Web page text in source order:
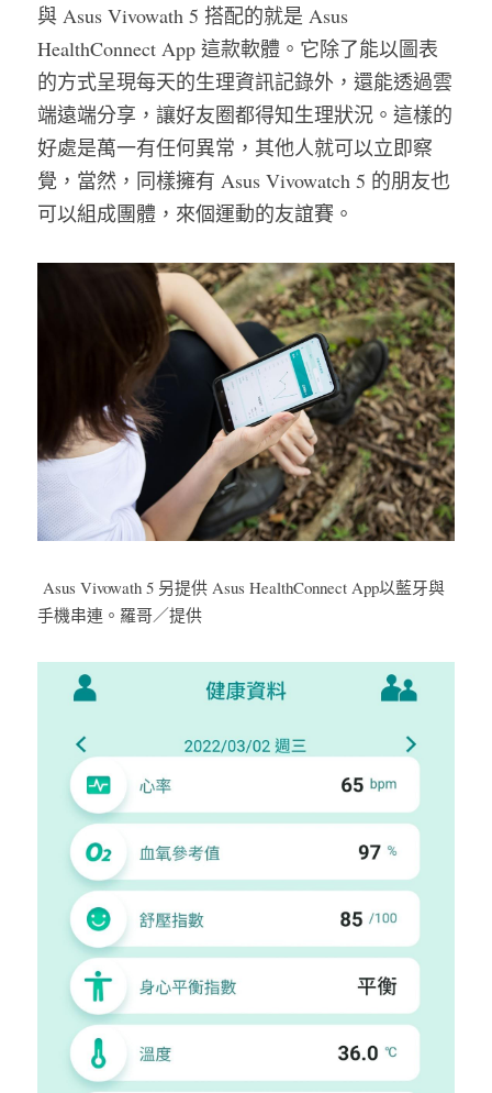
與 Asus Vivowath 5 搭配的就是 Asus
HealthConnect App 這款軟體。它除了能以圖表
的方式呈現每天的生理資訊記錄外，還能透過雲
端遠端分享，讓好友圈都得知生理狀況。這樣的
好處是萬一有任何異常，其他人就可以立即察
覺，當然，同樣擁有 Asus Vivowatch 5 的朋友也
可以組成團體，來個運動的友誼賽。
Asus Vivowath 5 另提供 Asus HealthConnect App以藍牙與
手機串連。羅哥／提供